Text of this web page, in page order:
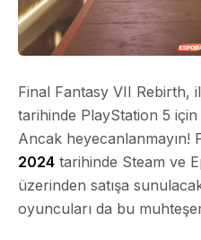
Final Fantasy VII Rebirth,
tarihinde PlayStation 5
Ancak heyecanlanmayın!
2024 tarihinde Steam ve
üzerinden satışa
oyuncuları da bu